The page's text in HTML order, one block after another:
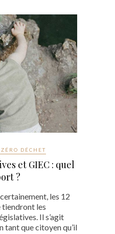
DÉCHET
et GIEC : quel
?
les 12
tiendront les
Il s’agit
tant que citoyen qu’il